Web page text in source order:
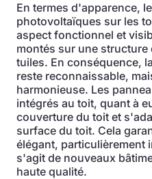
En termes d'apparence,
photovoltaïques sur les
aspect fonctionnel et
montés sur une structure
tuiles. En conséquence,
reste reconnaissable,
harmonieuse. Les
intégrés au toit, quant à
couverture du toit et
surface du toit. Cela
élégant, particulièrement
s'agit de nouveaux
haute qualité.